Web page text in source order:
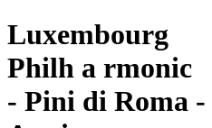
Luxembourg
Philh a rmonic
- Pini di Roma